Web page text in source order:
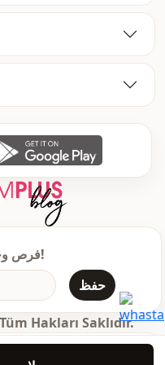
فرص وخصومات سوبر!
حفظ
Hakları Saklıdır.